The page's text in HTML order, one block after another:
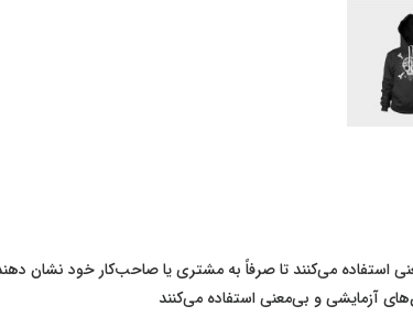
می‌کنند تا صرفاً به مشتری یا صاحب‌کار خود نشان
آزمایشی و بی‌معنی استفاده می‌کنند